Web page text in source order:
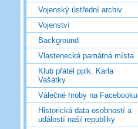
Vojenský ústřední archiv
Vojenství
Background
Vlastenecká památná místa
Klub přátel pplk. Karla
Vašátky
Válečné hroby na Facebooku
Historická data osobností a
událostí naší republiky